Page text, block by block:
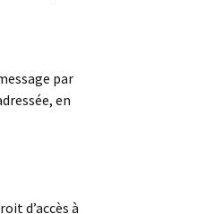
par
en
d’accès à